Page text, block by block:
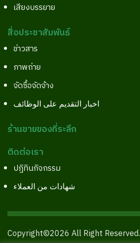
เสียงบรรยาย
สื่อประชาสัมพันธ์
ข่าวสาร
ภาพถ่าย
จัดซื้อจัดจ้าง
اخبار التقديم على الوظائف
ร้านขายของที่ระลึก
ติดต่อเรา
ปฎิทินกิจกรรม
شهادات من العملاء
Copyright©2026 All Right Reserved.